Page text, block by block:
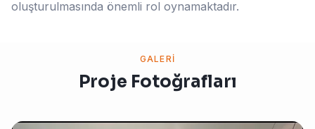
oluşturulmasında önemli rol oynamaktadır.
GALERI
Proje Fotoğrafları